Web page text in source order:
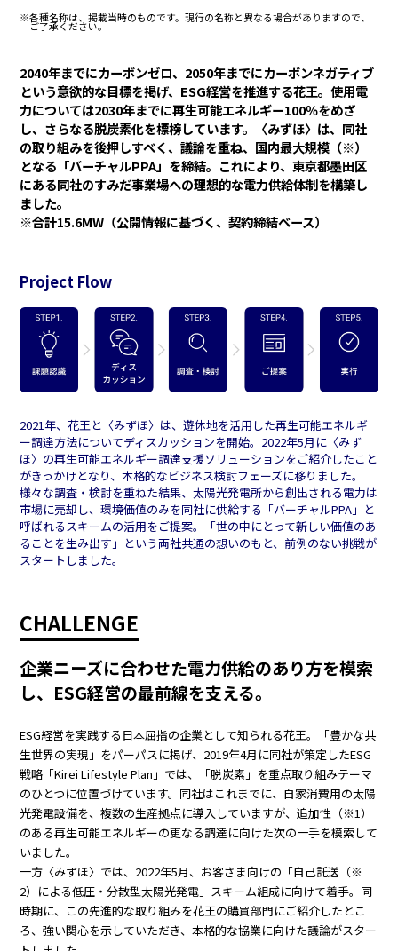
※各種名称は、掲載当時のものです。現行の名称と異なる場合がありますので、
ご了承ください。
2040年までにカーボンゼロ、2050年までにカーボンネガティブ
という意欲的な目標を掲げ、ESG経営を推進する花王。使用電
力については2030年までに再生可能エネルギー100％をめざ
し、さらなる脱炭素化を標榜しています。〈みずほ〉は、同社
の取り組みを後押しすべく、議論を重ね、国内最大規模（※）
となる「バーチャルPPA」を締結。これにより、東京都墨田区
にある同社のすみだ事業場への理想的な電力供給体制を構築し
ました。
※合計15.6MW（公開情報に基づく、契約締結ベース）
Project Flow
2021年、花王と〈みずほ〉は、遊休地を活用した再生可能エネルギ
ー調達方法についてディスカッションを開始。2022年5月に〈みず
ほ〉の再生可能エネルギー調達支援ソリューションをご紹介したこと
がきっかけとなり、本格的なビジネス検討フェーズに移りました。
様々な調査・検討を重ねた結果、太陽光発電所から創出される電力は
市場に売却し、環境価値のみを同社に供給する「バーチャルPPA」と
呼ばれるスキームの活用をご提案。「世の中にとって新しい価値のあ
ることを生み出す」という両社共通の想いのもと、前例のない挑戦が
スタートしました。
CHALLENGE
企業ニーズに合わせた電力供給のあり方を模索
し、ESG経営の最前線を支える。
ESG経営を実践する日本屈指の企業として知られる花王。「豊かな共
生世界の実現」をパーパスに掲げ、2019年4月に同社が策定したESG
戦略「Kirei Lifestyle Plan」では、「脱炭素」を重点取り組みテーマ
のひとつに位置づけています。同社はこれまでに、自家消費用の太陽
光発電設備を、複数の生産拠点に導入していますが、追加性（※1）
のある再生可能エネルギーの更なる調達に向けた次の一手を模索して
いました。
一方〈みずほ〉では、2022年5月、お客さま向けの「自己託送（※
2）による低圧・分散型太陽光発電」スキーム組成に向けて着手。同
時期に、この先進的な取り組みを花王の購買部門にご紹介したとこ
ろ、強い関心を示していただき、本格的な協業に向けた議論がスター